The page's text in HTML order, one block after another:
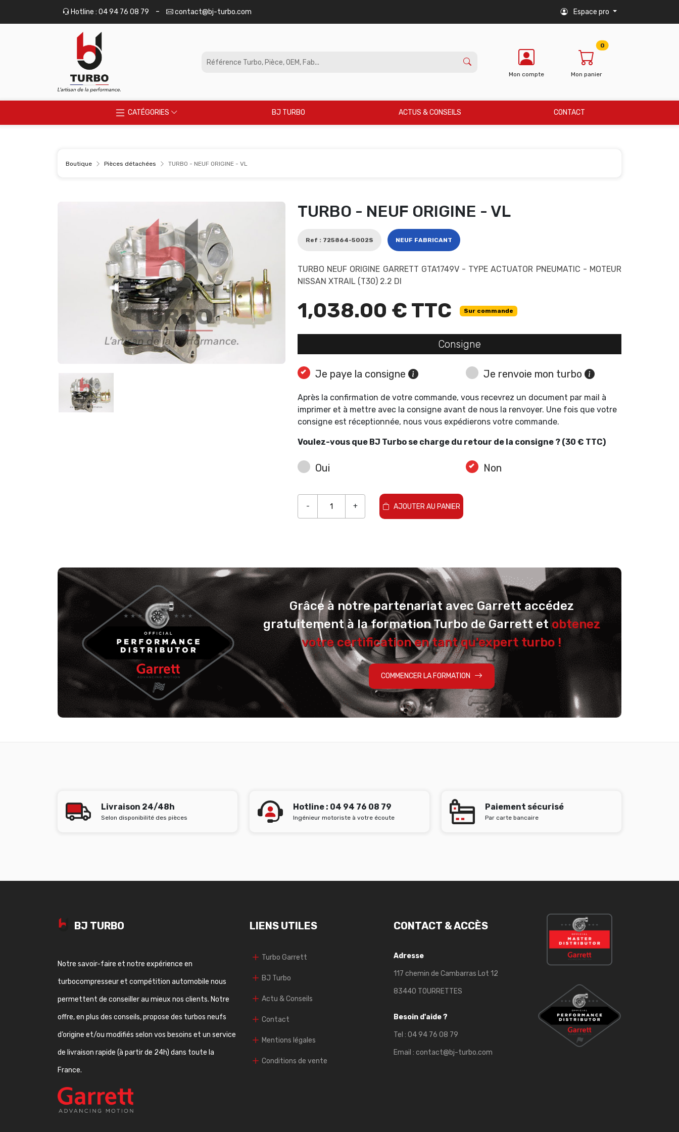
Hotline : 04 94 76 08 79 - contact@bj-turbo.com Espace pro
Mon compte Mon panier
0
CATÉGORIES BJ TURBO ACTUS & CONSEILS CONTACT
Boutique Pièces détachées TURBO - NEUF ORIGINE - VL
TURBO - NEUF ORIGINE - VL
Ref : 725864-5002S NEUF FABRICANT
TURBO NEUF ORIGINE GARRETT GTA1749V - TYPE ACTUATOR PNEUMATIC - MOTEUR
NISSAN XTRAIL (T30) 2.2 DI
1,038.00 € TTC Sur commande
Consigne
Je paye la consigne Je renvoie mon turbo
Après la confirmation de votre commande, vous recevrez un document par mail à
imprimer et à mettre avec la consigne avant de nous la renvoyer. Une fois que votre
consigne est réceptionnée, nous vous expédierons votre commande.
Voulez-vous que BJ Turbo se charge du retour de la consigne ? (30 € TTC)
Oui Non
- + AJOUTER AU PANIER
Grâce à notre partenariat avec Garrett accédez
gratuitement à la formation Turbo de Garrett etobtenez
votre certification en tant qu'expert turbo !
COMMENCER LA FORMATION
Livraison 24/48h
Selon disponibilité des pièces
Hotline : 04 94 76 08 79
Ingénieur motoriste à votre écoute
Paiement sécurisé
Par carte bancaire
BJ TURBO
Notre savoir-faire et notre expérience en
turbocompresseur et compétition automobile nous
permettent de conseiller au mieux nos clients. Notre
offre, en plus des conseils, propose des turbos neufs
d’origine et/ou modifiés selon vos besoins et un service
de livraison rapide (à partir de 24h) dans toute la
France.
LIENS UTILES
Turbo Garrett
BJ Turbo
Actu & Conseils
Contact
Mentions légales
Conditions de vente
CONTACT & ACCÈS
Adresse
117 chemin de Cambarras Lot 12
83440 TOURRETTES
Besoin d'aide ?
Tel : 04 94 76 08 79
Email : contact@bj-turbo.com
Panneau de gestion des cookies